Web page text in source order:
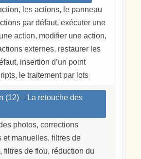
les actions, le panneau
par défaut, exécuter une
action, modifier une action,
externes, restaurer les
insertion d’un point
le traitement par lots
(12) – La retouche des
photos, corrections
et manuelles, filtres de
filtres de flou, réduction du